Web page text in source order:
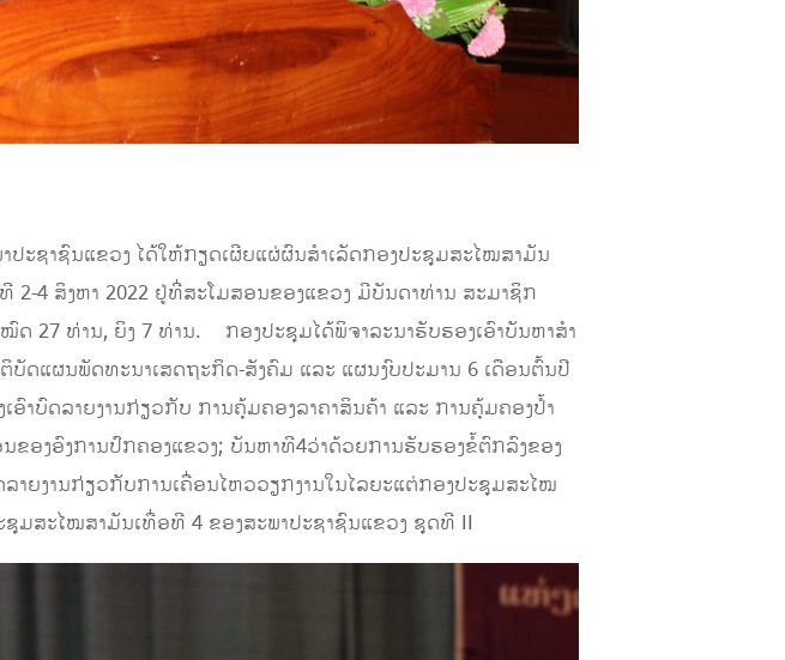
ະຊາຊົນແຂວງ ໄດ້ໃຫ້ກຽດເຜີຍແຜ່ຜົນສຳເລັດກອງປະຊຸມສະໄໝສາມັນ
2-4 ສິງຫາ 2022 ຢູ່ທີ່ສະໂມສອນຂອງແຂວງ ມີບັນດາທ່ານ ສະມາຊິກ
ດ 27 ທ່ານ, ຍິງ 7 ທ່ານ. ກອງປະຊຸມໄດ້ພິຈາລະນາຮັບຮອງເອົາບັນຫາສໍາ
ດແຜນພັດທະນາເສດຖະກິດ-ສັງຄົມ ແລະ ແຜນງົບປະມານ 6 ເດືອນຕົ້ນປີ
າບົດລາຍງານກ່ຽວກັບ ການຄຸ້ມຄອງລາຄາສິນຄ້າ ແລະ ການຄຸ້ມຄອງປໍ້າ
ອງ​ອົງ​ການ​ປົກ​ຄອງ​ແຂວງ; ບັນຫາທີ4ວ່າດ້ວຍການຮັບຮອງຂໍ້ຕົກລົງຂອງ
າຍງານກ່ຽວກັບການເຄື່ອນໄຫວວຽກງານໃນໄລຍະແຕ່ກອງປະຊຸມສະໄໝ
ສະໄໝສາມັນເທື່ອທີ 4 ຂອງສະພາປະຊາຊົນແຂວງ ຊຸດທີ II